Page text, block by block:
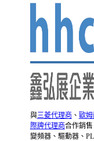
與三菱代理商、 歐
際牌代理商合作銷
變頻器、驅動器、